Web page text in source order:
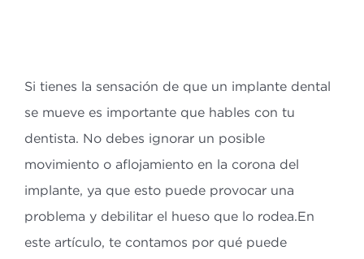
Si tienes la sensación de que un implante dental
se mueve es importante que hables con tu
dentista. No debes ignorar un posible
movimiento o aflojamiento en la corona del
implante, ya que esto puede provocar una
problema y debilitar el hueso que lo rodea.En
este artículo, te contamos por qué puede